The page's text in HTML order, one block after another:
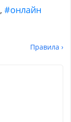
,#онлайн
Правила ›